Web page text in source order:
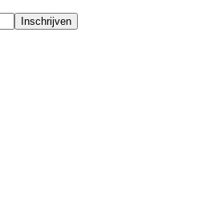
Inschrijven